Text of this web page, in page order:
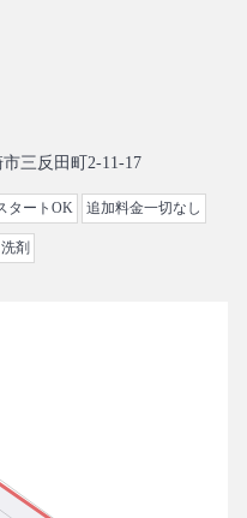
三反田町2-11-17
タートOK 追加料金一切なし
剤